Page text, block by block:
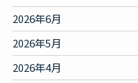
2026年6月
2026年5月
2026年4月